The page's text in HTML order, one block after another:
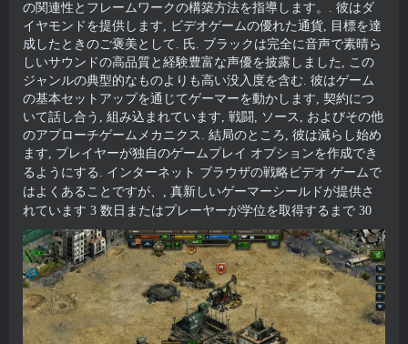
の関連性とフレームワークの構築方法を指導します。. 彼はダ
イヤモンドを提供します, ビデオゲームの優れた通貨, 目標を達
成したときのご褒美として. 氏. ブラックは完全に音声で素晴ら
しいサウンドの高品質と経験豊富な声優を披露しました, この
ジャンルの典型的なものよりも高い没入度を含む. 彼はゲーム
の基本セットアップを通じてゲーマーを動かします, 契約につ
いて話し合う, 組み込まれています, 戦闘, ソース, およびその他
のアプローチゲームメカニクス. 結局のところ, 彼は減らし始め
ます, プレイヤーが独自のゲームプレイ オプションを作成でき
るようにする. インターネット ブラウザの戦略ビデオ ゲームで
はよくあることですが、, 真新しいゲーマーシールドが提供さ
れています 3 数日またはプレーヤーが学位を取得するまで 30